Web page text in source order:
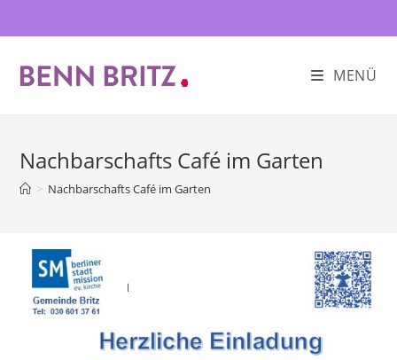
Inhalt
MENÜ
Nachbarschafts Café im Garten
> Nachbarschafts Café im Garten